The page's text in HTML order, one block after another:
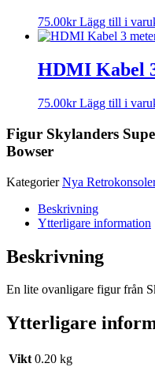
75.00kr Lägg till i
HDMI Kabel
75.00kr Lägg till i
Figur Skylanders
Bowser
Kategorier Nya
Beskrivning
Ytterligare information
Beskrivning
En lite ovanligare figur från
Ytterligare
Vikt 0.20 kg